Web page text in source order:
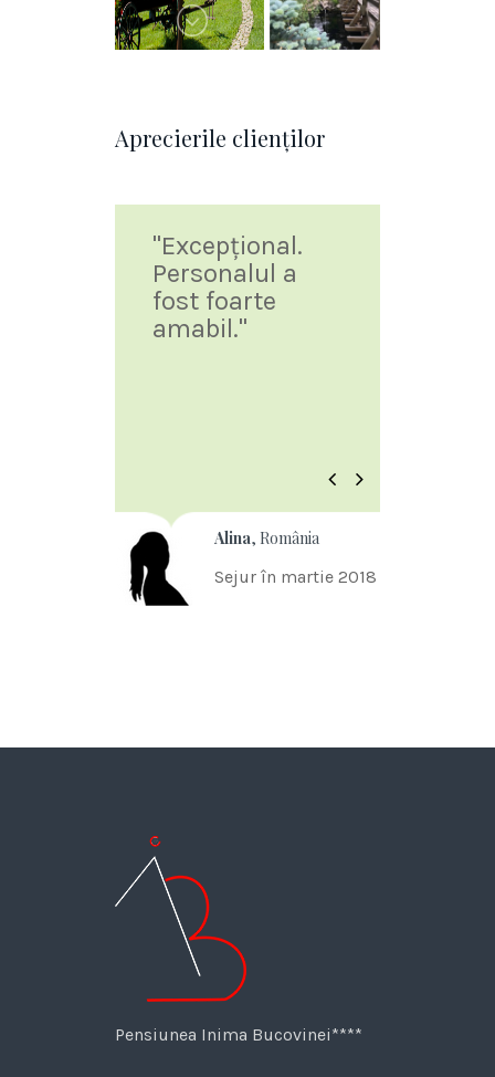
Aprecierile clienţilor
"Excepţional.
Personalul a
fost foarte
amabil."
Alina
, România
Sejur în martie 2018
Previous
Next
Pensiunea Inima Bucovinei****